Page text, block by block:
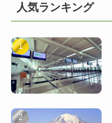
人気ランキング